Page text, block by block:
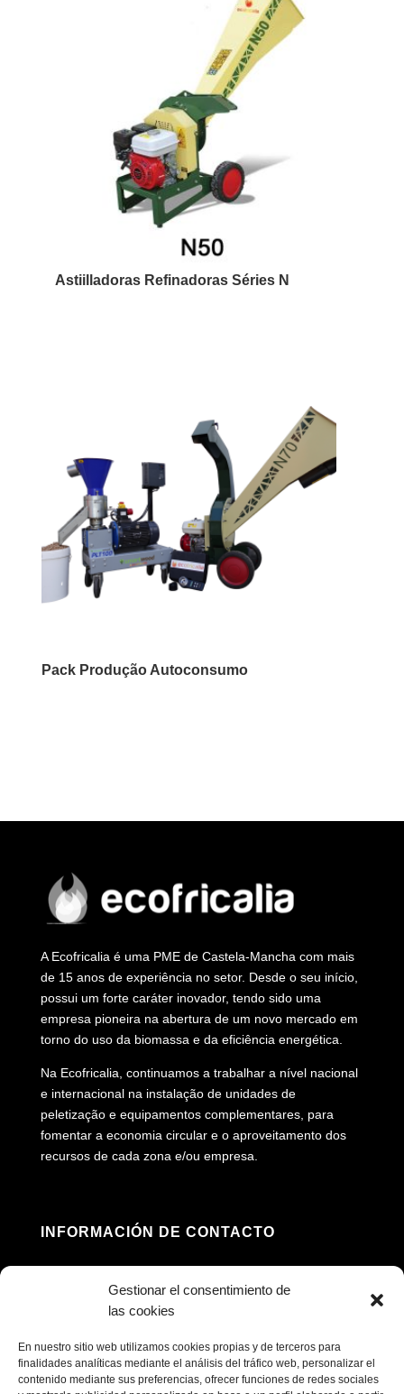
Gestionar el consentimiento de
las cookies
En nuestro sitio web utilizamos cookies propias y de terceros para
finalidades analíticas mediante el análisis del tráfico web, personalizar el
contenido mediante sus preferencias, ofrecer funciones de redes sociales
Astiilladoras Refinadoras Séries N
Pack Produção Autoconsumo
A Ecofricalia é uma PME de Castela-Mancha com mais
de 15 anos de experiência no setor. Desde o seu início,
possui um forte caráter inovador, tendo sido uma
empresa pioneira na abertura de um novo mercado em
torno do uso da biomassa e da eficiência energética.
Na Ecofricalia, continuamos a trabalhar a nível nacional
e internacional na instalação de unidades de
peletização e equipamentos complementares, para
fomentar a economia circular e o aproveitamento dos
recursos de cada zona e/ou empresa.
INFORMACIÓN DE CONTACTO
Pedroñeras, Cuenca (Espanha)
 contacto@ecofricalia.com